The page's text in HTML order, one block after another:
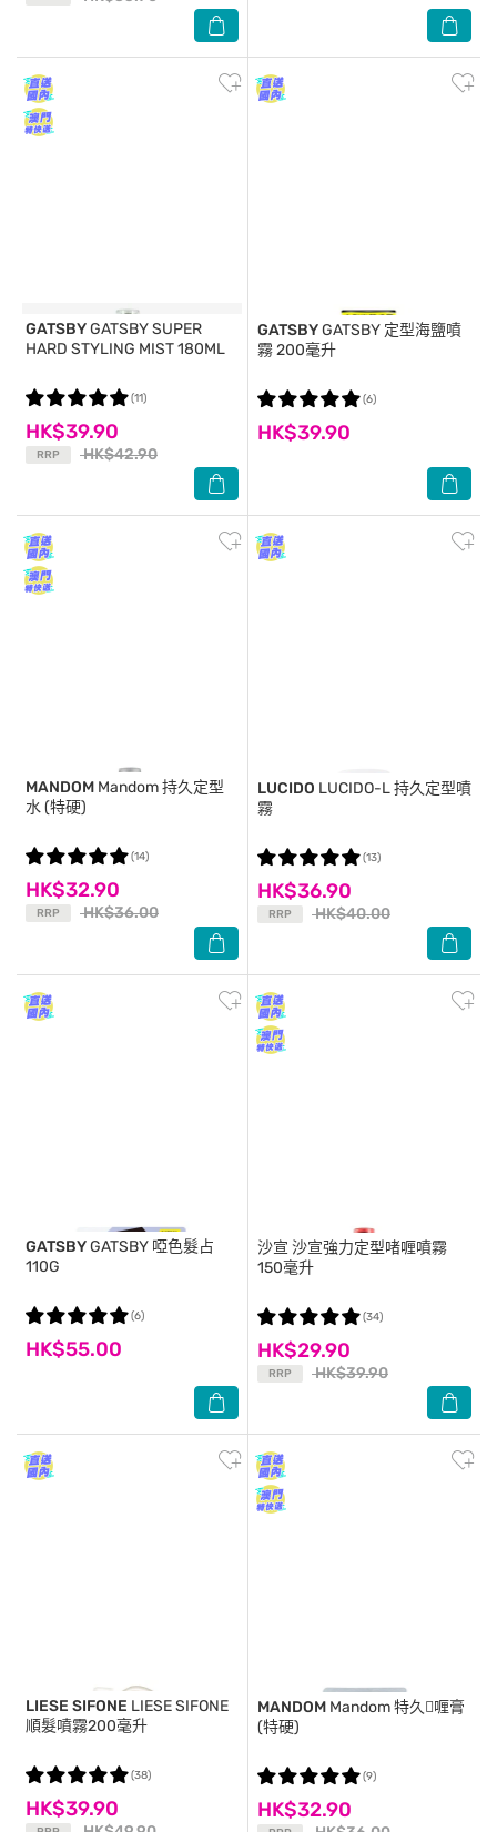
GATSBYGATSBY SUPER
HARD STYLING MIST 180ML
HK$39.90
RRP HK$42.90
(11)
GATSBYGATSBY 定型海鹽噴
霧 200毫升
HK$39.90
(6)
MANDOM Mandom 持久定型
水 (特硬)
HK$32.90
RRP HK$36.00
(14)
LUCIDO LUCIDO-L 持久定型噴
霧
HK$36.90
RRP HK$40.00
(13)
GATSBYGATSBY 啞色髮占
110G
HK$55.00
(6)
沙宣 沙宣強力定型啫喱噴霧
150毫升
HK$29.90
RRP HK$39.90
(34)
LIESE SIFONE LIESE SIFONE
順髮噴霧200毫升
HK$39.90
(38)
MANDOM Mandom 特久喱膏
(特硬)
HK$32.90
(9)